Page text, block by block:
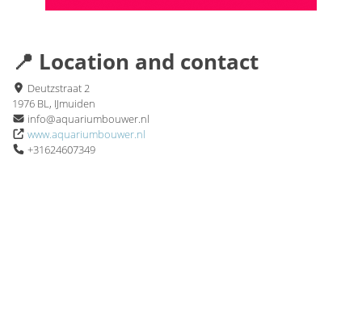
📍 Location and contact
Deutzstraat 2
1976 BL, IJmuiden
info@aquariumbouwer.nl
www.aquariumbouwer.nl
+31624607349